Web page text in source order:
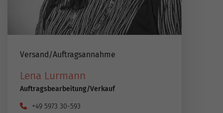
Versand​/​Auftragsannahme
Lena Lurmann
Auftragsbearbeitung​/​Verkauf
+49 5973 30-593